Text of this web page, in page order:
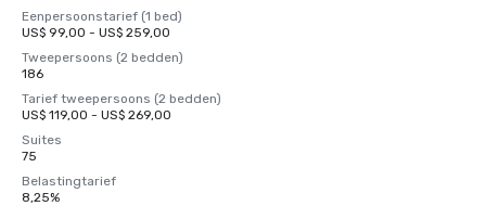
Eenpersoonstarief (1 bed)
US$ 99,00 - US$ 259,00
Tweepersoons (2 bedden)
186
Tarief tweepersoons (2 bedden)
US$ 119,00 - US$ 269,00
Suites
75
Belastingtarief
8,25%